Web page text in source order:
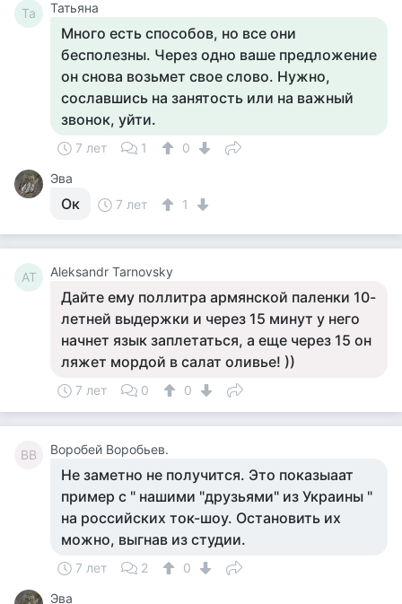
Та Татьяна
Много есть способов, но все они
бесполезны. Через одно ваше предложение
он снова возьмет свое слово. Нужно,
сославшись на занятость или на важный
звонок, уйти.
7 лет 1
0
Эва
Ок 7 лет 1
AT Aleksandr Tarnovsky
Дайте ему поллитра армянской паленки 10-
летней выдержки и через 15 минут у него
начнет язык заплетаться, а еще через 15 он
ляжет мордой в салат оливье! ))
7 лет 0 0
ВВ Воробей Воробьев.
Не заметно не получится. Это показыаат
пример с " нашими "друзьями" из Украины "
на российских ток-шоу. Остановить их
можно, выгнав из студии.
7 лет 2
0
Эва